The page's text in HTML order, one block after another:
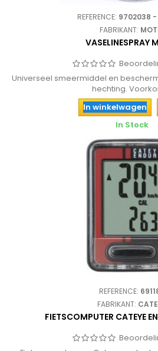
REFERENCE: 9702038
FABRIKANT:
VASELINESPRAY
Universeel smeermiddel en
hechting.
In winkelwagen
In Stock
REFERENCE:
FABRIKANT:
FIETSCOMPUTER CATEYE